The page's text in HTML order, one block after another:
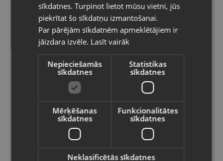
199.00€
/mēn.
Pulētājs Jasper XD5915
Pasūtījumi tiks piegādāti uz
izvēlēto valsti
Vietnes saturs būs attēlots izvēlētajā
valodā
Valsts
Latviešu / Latvian
sīkdatnes. Turpinot lietot mūsu vietni, jūs
piekrītat šo sīkdatņu izmantošanai.
Par pārējām sīkdatnēm apmeklētājiem ir
jāizdara izvēle. Lasīt vairāk
Nepieciešamās
sīkdatnes
Statistikas
sīkdatnes
Mērķēšanas
sīkdatnes
Funkcionalitātes
sīkdatnes
Neklasificētās sīkdatnes